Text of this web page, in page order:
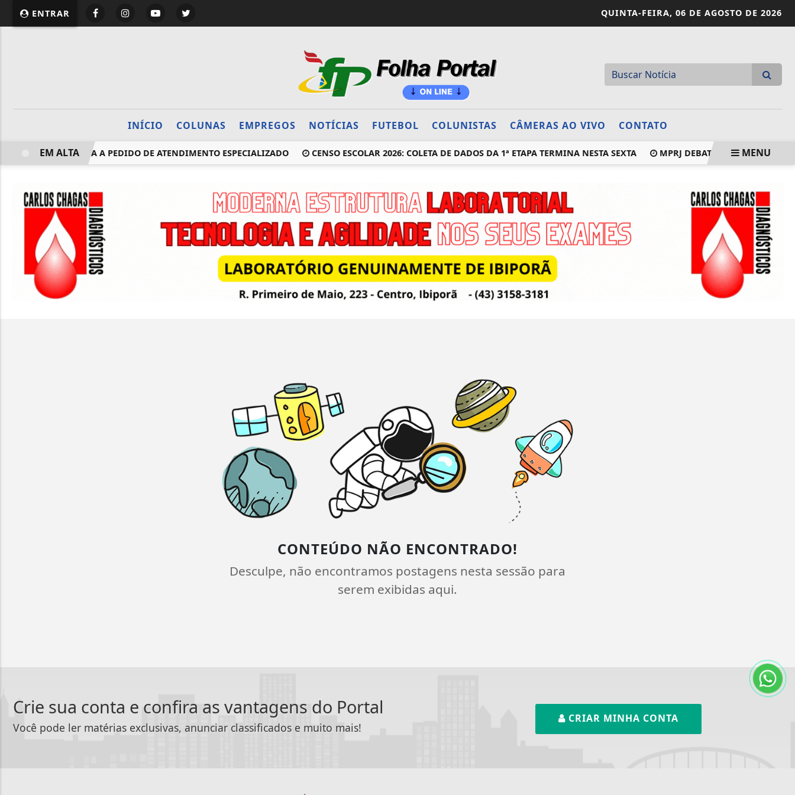
website page view counter
ENTRAR QUINTA-FEIRA, 06 DE AGOSTO DE 2026
INÍCIO COLUNAS EMPREGOS NOTÍCIAS FUTEBOL COLUNISTAS CÂMERAS AO VIVO CONTATO
RESPOSTA A PEDIDO DE ATENDIMENTO ESPECIALIZADO CENSO ESCOLAR 2026: COLETA DE DADOS DA 1ª ETAPA TERMINA NESTA SEXTA MPRJ DEBATE APLICAÇÃO DA
EM ALTA MENU
CONTEÚDO NÃO ENCONTRADO!
Desculpe, não encontramos postagens nesta sessão para
serem exibidas aqui.
Crie sua conta e confira as vantagens do Portal
Você pode ler matérias exclusivas, anunciar classificados e muito mais!
CRIAR MINHA CONTA